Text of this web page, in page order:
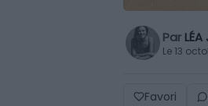
Par
Le 13
Favori